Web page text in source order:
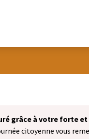
grâce à votre forte
citoyenne vous